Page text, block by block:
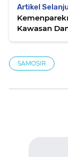
Artikel
Kawasan
SAMOSIR